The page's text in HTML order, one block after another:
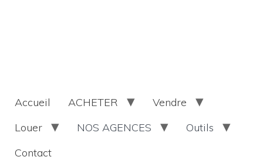
Accueil ACHETER
Vendre
Louer
NOS AGENCES
Outils
Contact